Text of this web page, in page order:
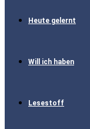
Heute gelernt
Will ich haben
Lesestoff